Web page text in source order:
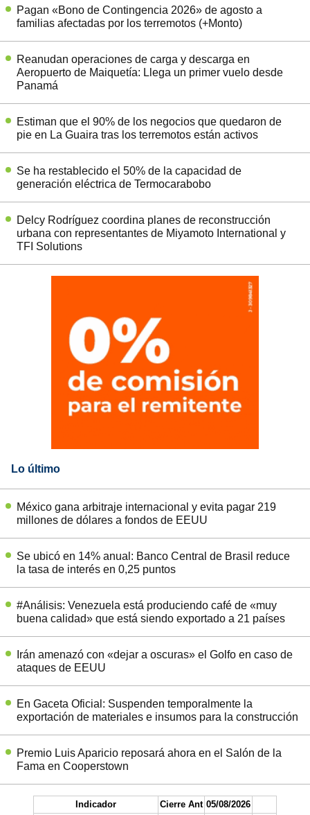
Pagan «Bono de Contingencia 2026» de agosto a
familias afectadas por los terremotos (+Monto)
Reanudan operaciones de carga y descarga en
Aeropuerto de Maiquetía: Llega un primer vuelo desde
Panamá
Estiman que el 90% de los negocios que quedaron de
pie en La Guaira tras los terremotos están activos
Se ha restablecido el 50% de la capacidad de
generación eléctrica de Termocarabobo
Delcy Rodríguez coordina planes de reconstrucción
urbana con representantes de Miyamoto International y
TFI Solutions
Lo último
México gana arbitraje internacional y evita pagar 219
millones de dólares a fondos de EEUU
Se ubicó en 14% anual: Banco Central de Brasil reduce
la tasa de interés en 0,25 puntos
#Análisis: Venezuela está produciendo café de «muy
buena calidad» que está siendo exportado a 21 países
Irán amenazó con «dejar a oscuras» el Golfo en caso de
ataques de EEUU
En Gaceta Oficial: Suspenden temporalmente la
exportación de materiales e insumos para la construcción
Premio Luis Aparicio reposará ahora en el Salón de la
Fama en Cooperstown
Indicador Cierre Ant 05/08/2026